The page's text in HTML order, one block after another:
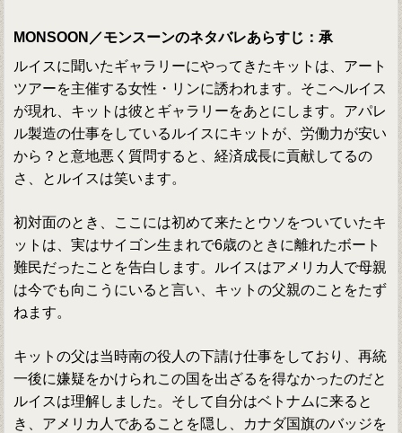
MONSOON／モンスーンのネタバレあらすじ：承
ルイスに聞いたギャラリーにやってきたキットは、アート
ツアーを主催する女性・リンに誘われます。そこへルイス
が現れ、キットは彼とギャラリーをあとにします。アパレ
ル製造の仕事をしているルイスにキットが、労働力が安い
から？と意地悪く質問すると、経済成長に貢献してるの
さ、とルイスは笑います。
初対面のとき、ここには初めて来たとウソをついていたキ
ットは、実はサイゴン生まれで6歳のときに離れたボート
難民だったことを告白します。ルイスはアメリカ人で母親
は今でも向こうにいると言い、キットの父親のことをたず
ねます。
キットの父は当時南の役人の下請け仕事をしており、再統
一後に嫌疑をかけられこの国を出ざるを得なかったのだと
ルイスは理解しました。そして自分はベトナムに来ると
き、アメリカ人であることを隠し、カナダ国旗のバッジを